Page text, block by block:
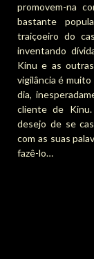
promovem-na
bastante
traiçoeiro do
inventando
Kinu e as
vigilância é
dia,
cliente de Kinu.
desejo de se
com as suas
fazê-lo…